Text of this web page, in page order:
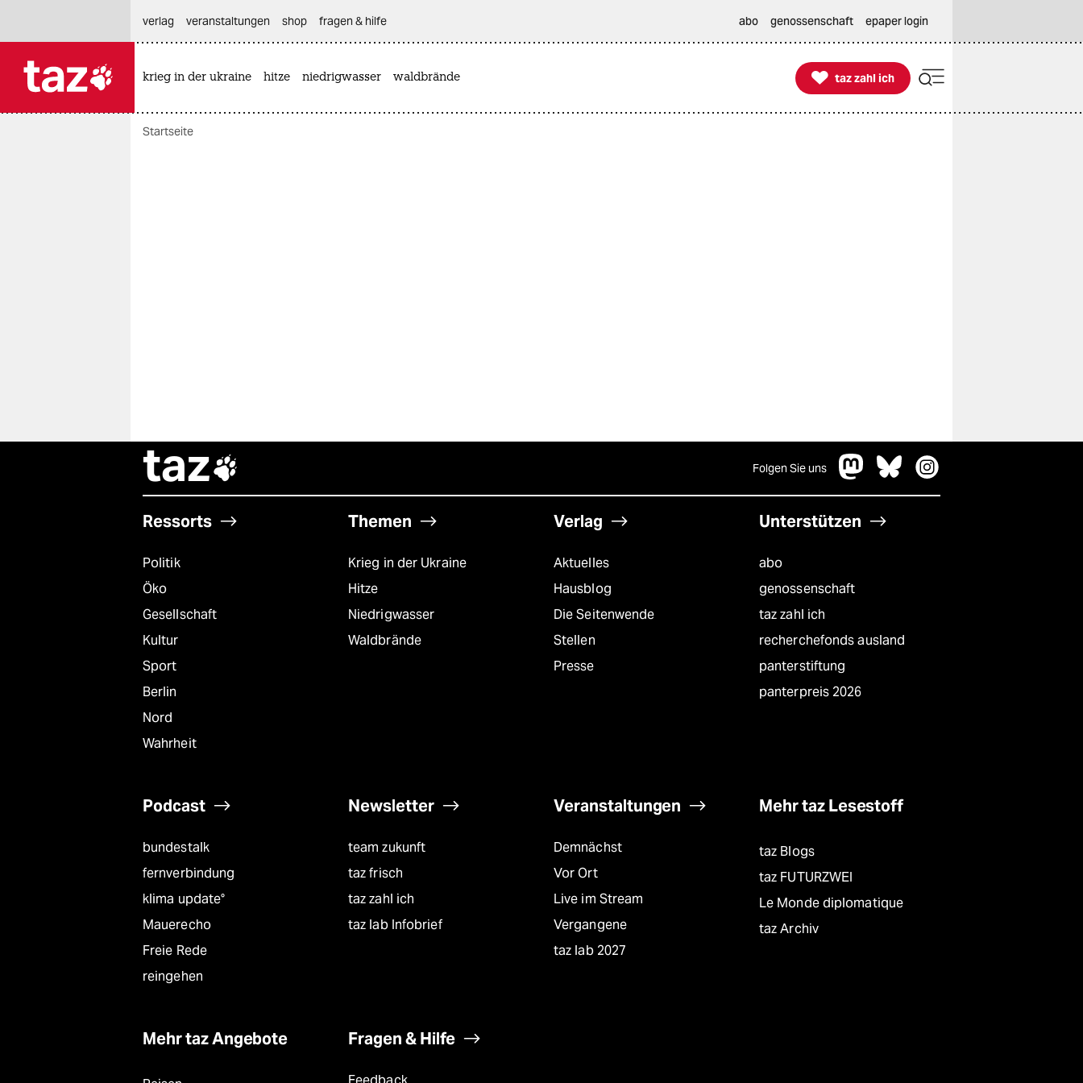
verlag
shop
fragen & hilfe
unterstützen
abo
genossenschaft
epaper login
verlag
veranstaltungen shop fragen & hilfe abo genossenschaft epaper login
krieg in der ukraine hitze niedrigwasser waldbrände 
taz zahl ich
taz zahl ich
Startseite
taz Folgen Sie uns
Ressorts
Politik
Öko
Gesellschaft
Kultur
Sport
Berlin
Nord
Wahrheit
Themen
Krieg in der Ukraine
Hitze
Niedrigwasser
Waldbrände
Verlag
Aktuelles
Hausblog
Die Seitenwende
Stellen
Presse
Unterstützen
abo
genossenschaft
taz zahl ich
recherchefonds ausland
panterstiftung
panterpreis 2026
Podcast
bundestalk
fernverbindung
klima update°
Mauerecho
Freie Rede
reingehen
Newsletter
team zukunft
taz frisch
taz zahl ich
taz lab Infobrief
Veranstaltungen
Demnächst
Vor Ort
Live im Stream
Vergangene
taz lab 2027
Mehr taz Lesestoff
taz Blogs
taz FUTURZWEI
Le Monde diplomatique
taz Archiv
Mehr taz Angebote Fragen & Hilfe